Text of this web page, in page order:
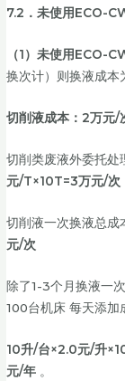
7.2．未使用ECO-
（1）未使用ECO-
换次计）则换液成本
切削液成本：2万元/
切削类废液外委托
元/T×10T=3万元/次
切削液一次换液总
元/次
除了1-3个月换液一
100台机床 每天添加
10升/台×2.0元/升
元/年 。